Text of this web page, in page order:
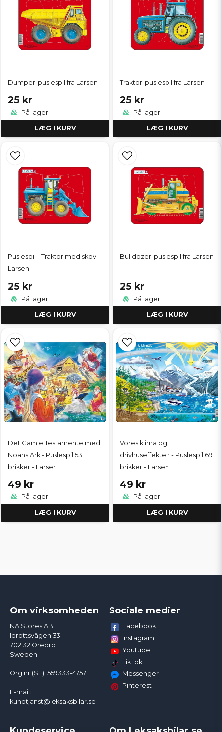
Dumper-puslespil fra Larsen
25 kr
På lager
LÆG I KURV
Traktor-puslespil fra Larsen
25 kr
På lager
LÆG I KURV
Puslespil - Traktor med skovl -
Larsen
25 kr
På lager
LÆG I KURV
Bulldozer-puslespil fra Larsen
25 kr
På lager
LÆG I KURV
Det Gamle Testamente med
Noahs Ark - Puslespil 53
brikker - Larsen
49 kr
På lager
LÆG I KURV
Vores klima og
drivhuseffekten - Puslespil 69
brikker - Larsen
49 kr
På lager
LÆG I KURV
Om virksomheden
NA Stores AB
Idrottsvägen 33
702 32 Örebro
Sweden
Org.nr (SE): 559333-4757
E-mail:
kundtjanst@leksaksbilar.se
Sociale medier
Facebook
Instagram
Youtube
TikTok
Messenger
Pinterest